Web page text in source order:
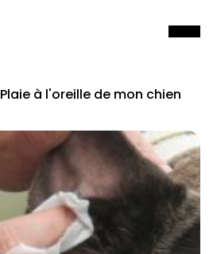
Plaie à l'oreille de mon chien